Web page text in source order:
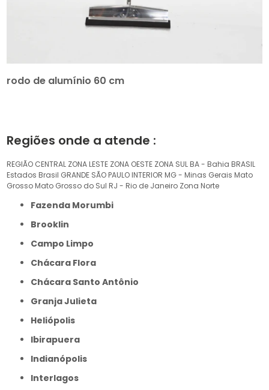
rodo de alumínio 60 cm
Regiões onde a atende :
REGIÃO CENTRAL ZONA LESTE ZONA OESTE ZONA SUL BA - Bahia BRASIL
Estados Brasil GRANDE SÃO PAULO INTERIOR MG - Minas Gerais Mato
Grosso Mato Grosso do Sul RJ - Rio de Janeiro Zona Norte
Fazenda Morumbi
Brooklin
Campo Limpo
Chácara Flora
Chácara Santo Antônio
Granja Julieta
Heliópolis
Ibirapuera
Indianópolis
Interlagos